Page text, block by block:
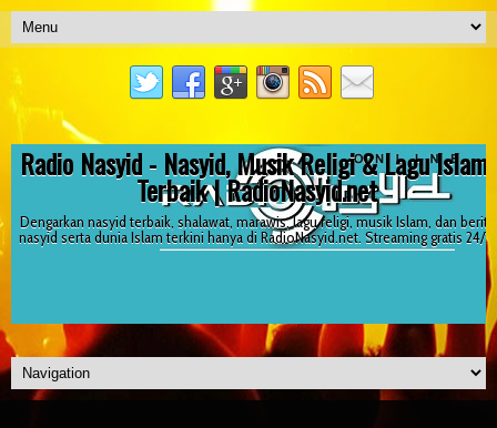
Radio Nasyid - Nasyid, Musik Religi & Lagu Islami
Terbaik | RadioNasyid.net
Dengarkan nasyid terbaik, shalawat, marawis, lagu religi, musik Islam, dan berita
nasyid serta dunia Islam terkini hanya di RadioNasyid.net. Streaming gratis 24/7!